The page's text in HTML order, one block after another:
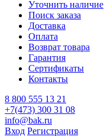
Уточнить наличие
Поиск заказа
Доставка
Оплата
Возврат товара
Гарантия
Сертификаты
Контакты
8 800 555 13 21
+7(473) 300 31 08
info@bak.ru
Вход Регистрация